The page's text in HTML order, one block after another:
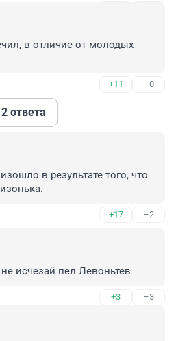
в отличие от молодых
+11 –0
ответа
в результате того, что
+17 –2
исчезай пел Левоньтев
+3 –3